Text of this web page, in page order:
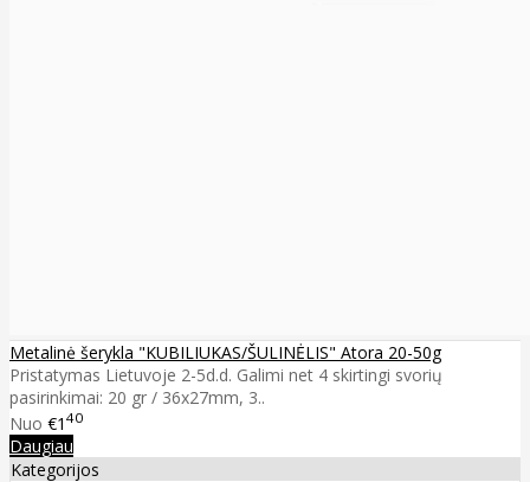
Metalinė šerykla "KUBILIUKAS/ŠULINĖLIS" Atora 20-50g
Pristatymas Lietuvoje 2-5d.d. Galimi net 4 skirtingi svorių
pasirinkimai: 20 gr / 36x27mm, 3..
Nuo €1 40
Daugiau
Kategorijos